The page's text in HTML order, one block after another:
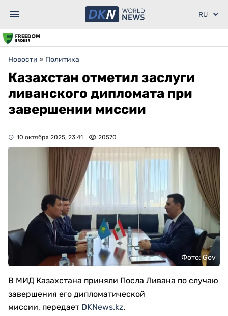
Новости » Политика
Казахстан отметил заслуги
ливанского дипломата при
завершении миссии
10 октября 2025, 23:41 20570
Фото: Gov
В МИД Казахстана приняли Посла Ливана по случаю
завершения его дипломатической
миссии, передает DKNews.kz.